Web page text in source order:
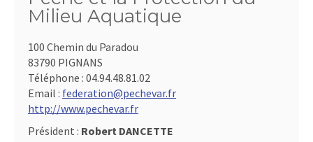
Milieu Aquatique
100 Chemin du Paradou
83790 PIGNANS
Téléphone : 04.94.48.81.02
Email : federation@pechevar.fr
http://www.pechevar.fr
Président : Robert DANCETTE